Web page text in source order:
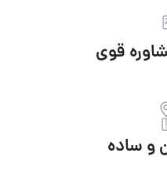
قوی
و ساده